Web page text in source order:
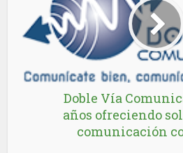
Doble Vía
años ofreciendo
comunicación